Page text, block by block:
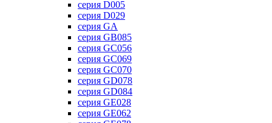
серия D005
серия D029
серия GA
серия GB085
серия GC056
серия GC069
серия GC070
серия GD078
серия GD084
серия GE028
серия GE062